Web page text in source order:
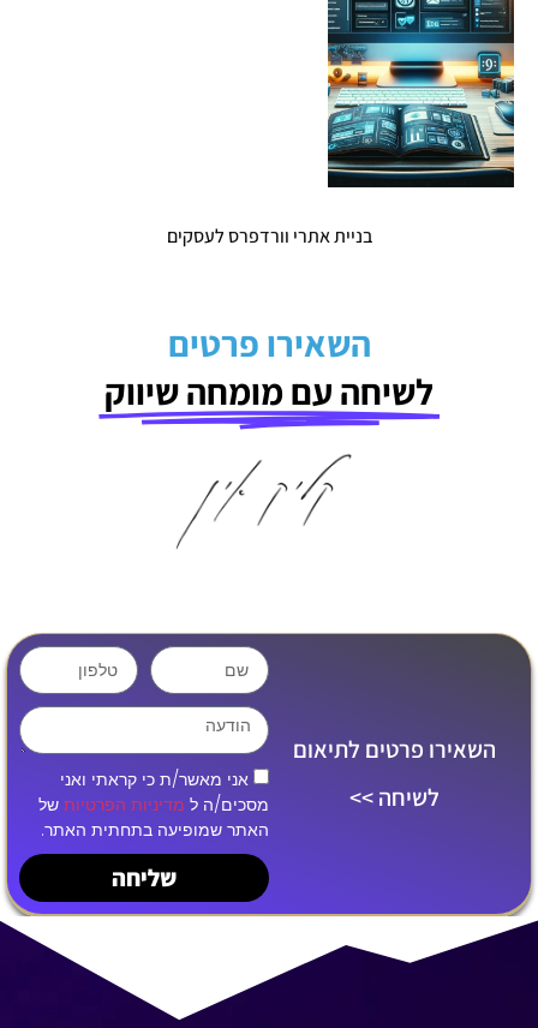
בניית אתרי וורדפרס לעסקים
השאירו פרטים
לשיחה עם מומחה שיווק
השאירו פרטים לתיאום
לשיחה >>
אני מאשר/ת כי קראתי ואני
מסכים/ה ל מדיניות הפרטיות של
האתר שמופיעה בתחתית האתר.
שליחה